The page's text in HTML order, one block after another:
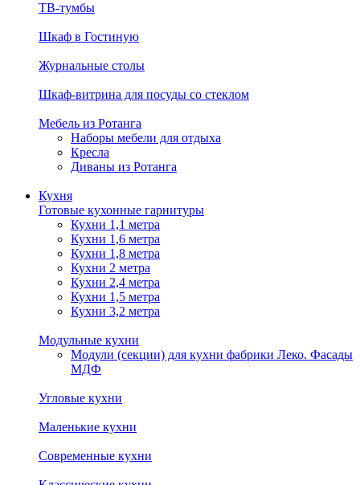
ТВ-тумбы
Шкаф в Гостиную
Журнальные столы
Шкаф-витрина для посуды со стеклом
Мебель из Ротанга
Наборы мебели для отдыха
Кресла
Диваны из Ротанга
Кухня
Готовые кухонные гарнитуры
Кухни 1,1 метра
Кухни 1,6 метра
Кухни 1,8 метра
Кухни 2 метра
Кухни 2,4 метра
Кухни 1,5 метра
Кухни 3,2 метра
Модульные кухни
Модули (секции) для кухни фабрики Леко. Фасады
МДФ
Угловые кухни
Маленькие кухни
Современные кухни